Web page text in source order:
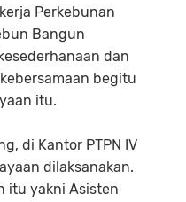
Perkebunan
Bangun
dan
begitu
itu.
di Kantor PTPN IV
dilaksanakan.
itu yakni Asisten